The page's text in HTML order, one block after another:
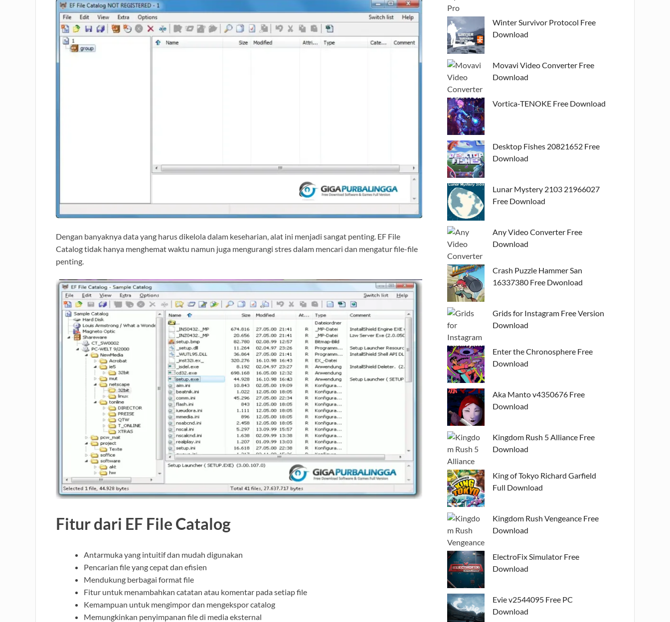
Dengan banyaknya data yang harus dikelola dalam keseharian, alat ini menjadi sangat penting. EF File
Catalog tidak hanya menghemat waktu namun juga mengurangi stres dalam mencari dan mengatur file-file
penting.
Fitur dari EF File Catalog
Antarmuka yang intuitif dan mudah digunakan
Pencarian file yang cepat dan efisien
Mendukung berbagai format file
Fitur untuk menambahkan catatan atau komentar pada setiap file
Kemampuan untuk mengimpor dan mengekspor catalog
Memungkinkan penyimpanan file di media eksternal
Winter Survivor Protocol Free
Download
Movavi Video Converter Free
Download
Vortica-TENOKE Free Download
Desktop Fishes 20821652 Free
Download
Lunar Mystery 2103 21966027
Free Download
Any Video Converter Free
Download
Crash Puzzle Hammer San
16337380 Free Dwonload
Grids for Instagram Free Version
Download
Enter the Chronosphere Free
Download
Aka Manto v4350676 Free
Download
Kingdom Rush 5 Alliance Free
Download
King of Tokyo Richard Garfield
Full Download
Kingdom Rush Vengeance Free
Download
ElectroFix Simulator Free
Download
Evie v2544095 Free PC
Download